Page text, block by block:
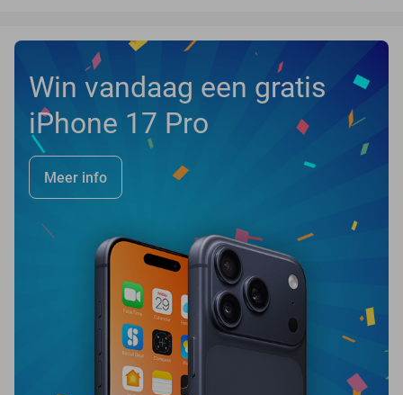
Win vandaag een gratis
iPhone 17 Pro
Meer info